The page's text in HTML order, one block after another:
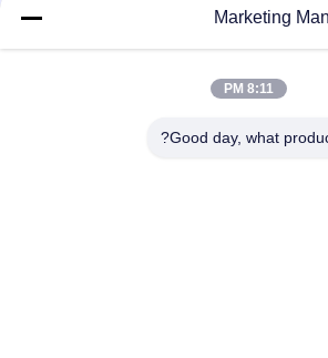
Grain Drying System with
مجفف حبوب البذور القمح الذرة الأرز 70 طن / مجموعة سعة هواء
Marketing
8:11 PM
Good day, what